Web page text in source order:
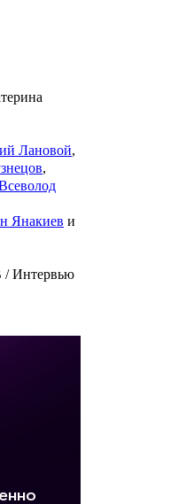
Лановой,
,
Янакиев и
Интервью